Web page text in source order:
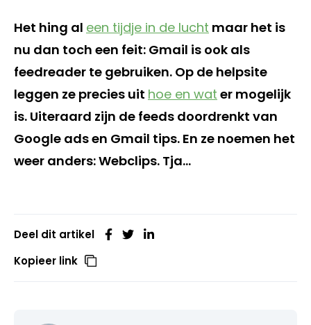
Het hing al een tijdje in de lucht maar het is
nu dan toch een feit: Gmail is ook als
feedreader te gebruiken. Op de helpsite
leggen ze precies uit hoe en wat er mogelijk
is. Uiteraard zijn de feeds doordrenkt van
Google ads en Gmail tips. En ze noemen het
weer anders: Webclips. Tja…
Deel dit artikel
Kopieer link